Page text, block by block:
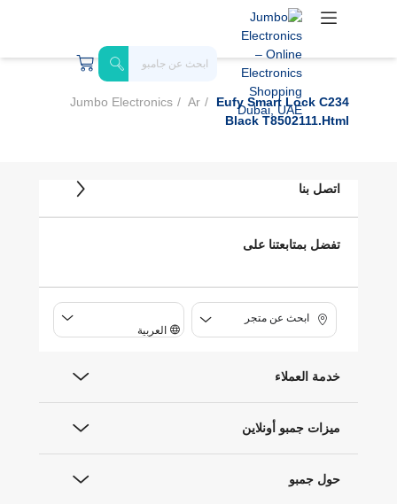
Jumbo Electronics Ar
Eufy Smart Lock C234
Black T8502111.html
اتصل بنا
تفضل بمتابعتنا على
ابحث عن متجر
العربية
خدمة العملاء
ميزات جمبو أونلاين
حول جمبو